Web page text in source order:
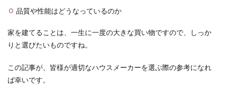
品質や性能はどうなっているのか
家を建てることは、一生に一度の大きな買い物ですので、しっか
りと選びたいものですね。
この記事が、皆様が適切なハウスメーカーを選ぶ際の参考になれ
ば幸いです。